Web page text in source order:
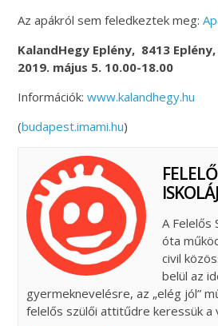
Az apákról sem feledkeztek meg:
KalandHegy Eplény, 8413
2019. május 5. 10.00-18.00
Információk:www.kalandhegy.hu
(budapest.imami.hu)
A Felelős
óta
civil
belül az
gyermeknevelésre, az „elég jól”
felelős szülői attitűdre keressük a